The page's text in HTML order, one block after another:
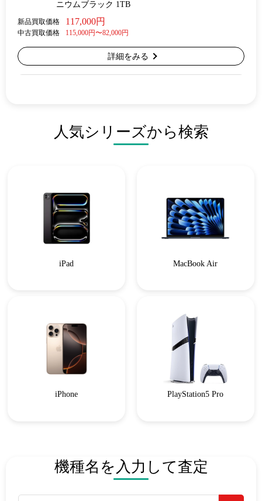
ニウムブラック 1TB
新品買取価格 117,000円
中古買取価格 115,000円〜82,000円
詳細をみる
人気シリーズから検索
iPad MacBook Air
iPhone PlayStation5 Pro
機種名を入力して査定